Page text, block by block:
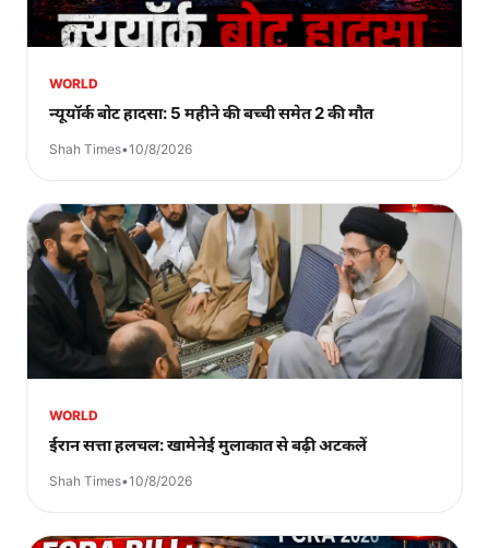
WORLD
न्यूयॉर्क बोट हादसा: 5 महीने की बच्ची समेत 2 की मौत
Shah Times•10/8/2026
WORLD
ईरान सत्ता हलचल: खामेनेई मुलाकात से बढ़ी अटकलें
Shah Times•10/8/2026